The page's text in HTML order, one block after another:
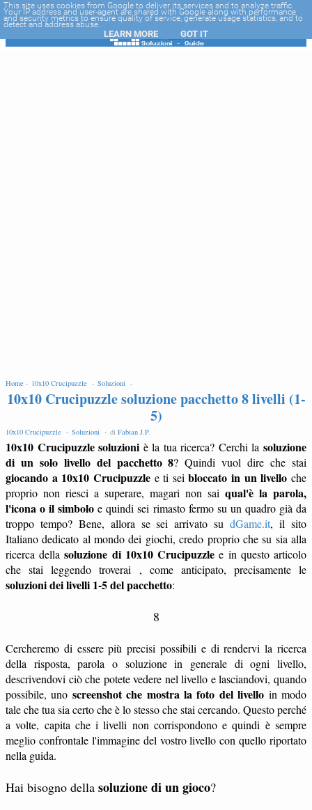
-->
Home - 10x10 Crucipuzzle - Soluzioni -
10x10 Crucipuzzle soluzione pacchetto 8 livelli (1-
5)
10x10 Crucipuzzle - Soluzioni - di Fabian J.P.
10x10 Crucipuzzle soluzioni è la tua ricerca? Cerchi lasoluzione
di un solo livello del pacchetto 8? Quindi vuol dire che stai
giocando a 10x10 Crucipuzzlee ti seibloccato in un livello che
proprio non riesci a superare, magari non sai qual'è la parola,
l'icona o il simbolo e quindi sei rimasto fermo su un quadro già da
troppo tempo? Bene, allora se sei arrivato sudGame.it, il sito
Italiano dedicato al mondo dei giochi, credo proprio che su sia alla
ricerca dellasoluzione di 10x10 Crucipuzzle e in questo articolo
che stai leggendo troverai , come anticipato, precisamente le
soluzioni dei livelli 1-5 del pacchetto:
8
Cercheremo di essere più precisi possibili e di rendervi la ricerca
della risposta, parola o soluzione in generale di ogni livello,
descrivendovi ciò che potete vedere nel livello e lasciandovi, quando
possibile, uno screenshot che mostra la foto del livello in modo
tale che tua sia certo che è lo stesso che stai cercando. Questo perché
a volte, capita che i livelli non corrispondono e quindi è sempre
meglio confrontale l'immagine del vostro livello con quello riportato
nella guida.
Hai bisogno della soluzione di un gioco?
This site uses cookies from Google to deliver its services and to analyze traffic.
Your IP address and user-agent are shared with Google along with performance
and security metrics to ensure quality of service, generate usage statistics, and to
detect and address abuse.
LEARN MORE GOT IT